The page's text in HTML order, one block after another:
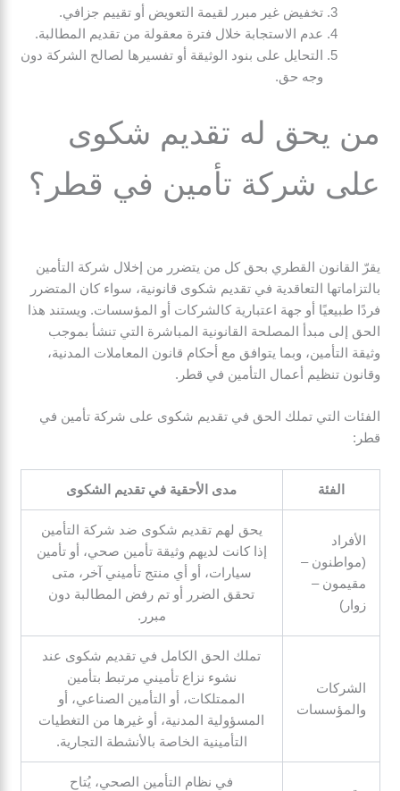
تخفيض غير مبرر لقيمة التعويض أو تقييم جزافي.
عدم الاستجابة خلال فترة معقولة من تقديم المطالبة.
التحايل على بنود الوثيقة أو تفسيرها لصالح الشركة دون
وجه حق.
من يحق له تقديم شكوى
على شركة تأمين في قطر؟
يقرّ القانون القطري بحق كل من يتضرر من إخلال شركة التأمين
بالتزاماتها التعاقدية في تقديم شكوى قانونية، سواء كان المتضرر
فردًا طبيعيًا أو جهة اعتبارية كالشركات أو المؤسسات. ويستند هذا
الحق إلى مبدأ المصلحة القانونية المباشرة التي تنشأ بموجب
وثيقة التأمين، وبما يتوافق مع أحكام قانون المعاملات المدنية،
وقانون تنظيم أعمال التأمين في قطر.
الفئات التي تملك الحق في تقديم شكوى على شركة تأمين في
قطر:
الفئة مدى الأحقية في تقديم الشكوى
الأفراد
(مواطنون –
مقيمون –
زوار)
يحق لهم تقديم شكوى ضد شركة التأمين
إذا كانت لديهم وثيقة تأمين صحي، أو تأمين
سيارات، أو أي منتج تأميني آخر، متى
تحقق الضرر أو تم رفض المطالبة دون
مبرر.
الشركات
والمؤسسات
تملك الحق الكامل في تقديم شكوى عند
نشوء نزاع تأميني مرتبط بتأمين
الممتلكات، أو التأمين الصناعي، أو
المسؤولية المدنية، أو غيرها من التغطيات
التأمينية الخاصة بالأنشطة التجارية.
في نظام التأمين الصحي، يُتاح